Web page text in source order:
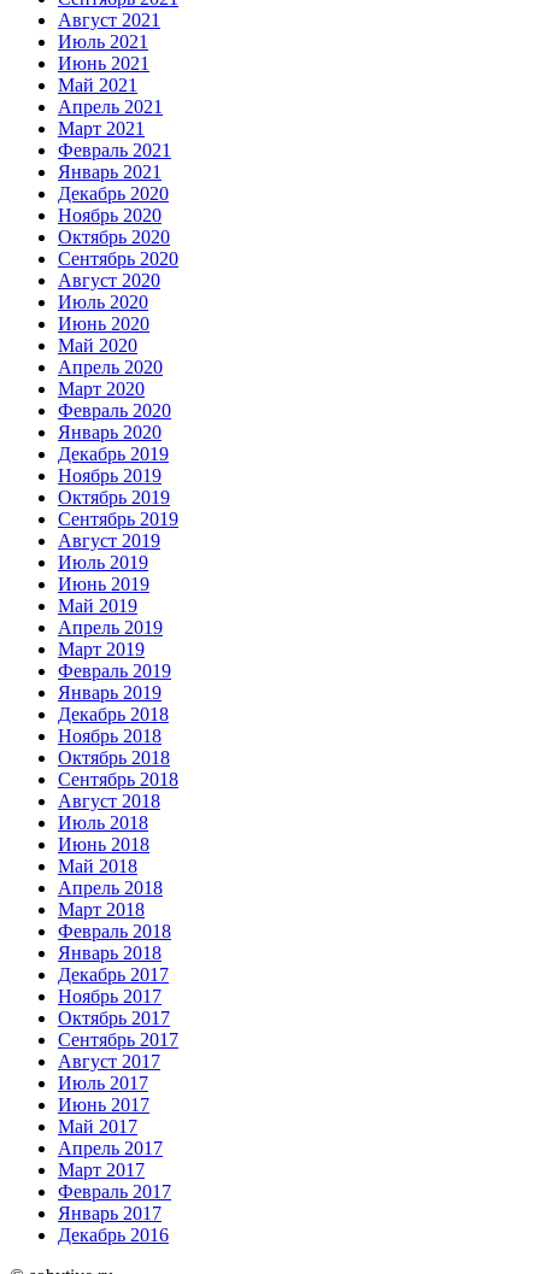
Август 2021
Июль 2021
Июнь 2021
Май 2021
Апрель 2021
Март 2021
Февраль 2021
Январь 2021
Декабрь 2020
Ноябрь 2020
Октябрь 2020
Сентябрь 2020
Август 2020
Июль 2020
Июнь 2020
Май 2020
Апрель 2020
Март 2020
Февраль 2020
Январь 2020
Декабрь 2019
Ноябрь 2019
Октябрь 2019
Сентябрь 2019
Август 2019
Июль 2019
Июнь 2019
Май 2019
Апрель 2019
Март 2019
Февраль 2019
Январь 2019
Декабрь 2018
Ноябрь 2018
Октябрь 2018
Сентябрь 2018
Август 2018
Июль 2018
Июнь 2018
Май 2018
Апрель 2018
Март 2018
Февраль 2018
Январь 2018
Декабрь 2017
Ноябрь 2017
Октябрь 2017
Сентябрь 2017
Август 2017
Июль 2017
Июнь 2017
Май 2017
Апрель 2017
Март 2017
Февраль 2017
Январь 2017
Декабрь 2016